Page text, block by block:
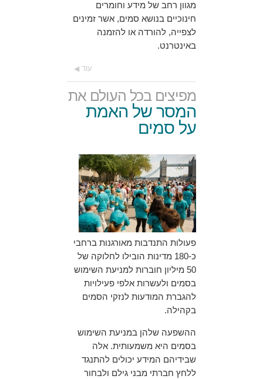
מגוון רחב של מידע וחומרים
חינוכיים בנושא סמים, אשר זמינים
לצפייה, להורדה או להזמנה
באינטרנט.
עוד
מפיצים בכל העולם את
המסר של האמת
על סמים
פעולות התנדבות מאורגנות ברחבי
כ-180 מדינות הובילו לחלוקה של
50 מיליון חוברות למניעת השימוש
בסמים ולעשרות אלפי פעילויות
להגברת המודעות לנזקי הסמים
בקהילה.
ההשפעה שלהן במניעת השימוש
בסמים היא משמעותית. אלה
שבידיהם המידע יכולים להתנגד
ללחץ חברתי מבני גילם ולבחור